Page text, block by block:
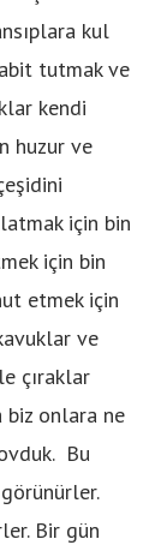
kul
tutmak ve
kendi
huzur ve
için bin
için bin
etmek için
ve
çıraklar
onlara ne
Bu
Bir gün